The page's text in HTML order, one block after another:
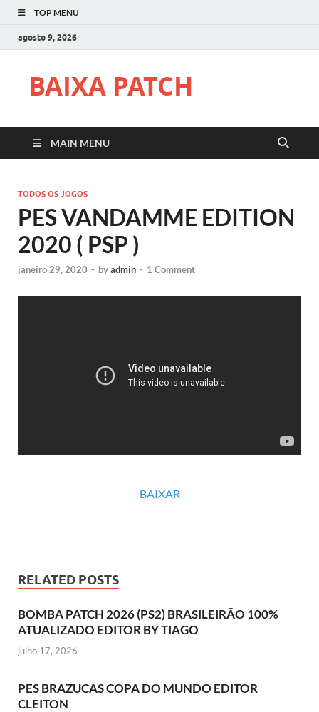
TOP MENU
agosto 9, 2026
BAIXA PATCH
MAIN MENU
TODOS OS JOGOS
PES VANDAMME EDITION
2020 ( PSP )
janeiro 29, 2020 - byadmin - 1 Comment
BAIXAR
RELATED POSTS
BOMBA PATCH 2026 (PS2) BRASILEIRÃO 100%
ATUALIZADO EDITOR BY TIAGO
julho 17, 2026
PES BRAZUCAS COPA DO MUNDO EDITOR
CLEITON